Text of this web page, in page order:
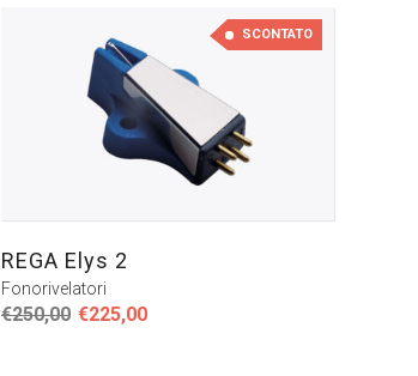
SCONTATO
REGA Elys 2
Fonorivelatori
€250,00 Il
€225,00Il